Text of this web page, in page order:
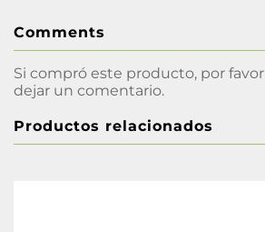
Comments
Si compró este producto, por favor
dejar un comentario.
Productos relacionados